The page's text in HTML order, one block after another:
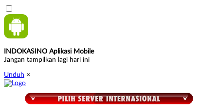
INDOKASINO Aplikasi Mobile
Jangan tampilkan lagi hari ini
Unduh ×